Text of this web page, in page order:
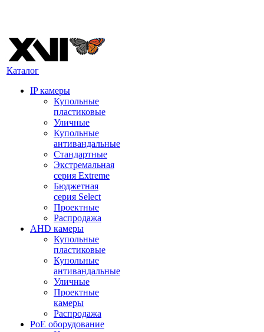
Каталог
IP камеры
Купольные
пластиковые
Уличные
Купольные
антивандальные
Стандартные
Экстремальная
серия Extreme
Бюджетная
серия Select
Проектные
Распродажа
AHD камеры
Купольные
пластиковые
Купольные
антивандальные
Уличные
Проектные
камеры
Распродажа
PoE оборудование